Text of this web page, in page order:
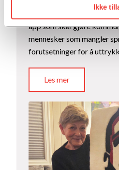
Ikke
app som skal gjøre
mennesker som mangler
forutsetninger for å
Les mer